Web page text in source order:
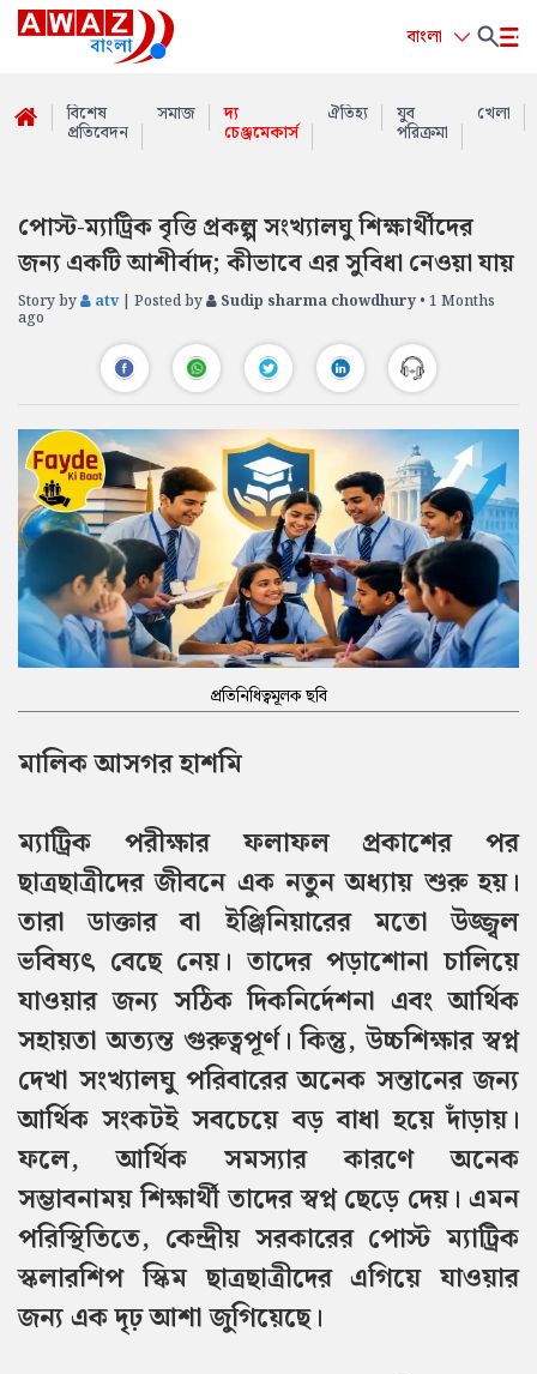
বাংলা
বিশেষ
প্রতিবেদন
সমাজ দ্য
চেঞ্জমেকার্স
ঐতিহ্য যুব
পরিক্রমা
খেলা
পোস্ট-ম্যাট্রিক বৃত্তি প্রকল্প সংখ্যালঘু শিক্ষার্থীদের
জন্য একটি আশীর্বাদ; কীভাবে এর সুবিধা নেওয়া যায়
Story by atv| Posted by Sudip sharma chowdhury • 1 Months
ago
প্রতিনিধিত্বমূলক ছবি
মালিক আসগর হাশমি
ম্যাট্রিক পরীক্ষার ফলাফল প্রকাশের পর
ছাত্রছাত্রীদের জীবনে এক নতুন অধ্যায় শুরু হয়।
তারা ডাক্তার বা ইঞ্জিনিয়ারের মতো উজ্জ্বল
ভবিষ্যৎ বেছে নেয়। তাদের পড়াশোনা চালিয়ে
যাওয়ার জন্য সঠিক দিকনির্দেশনা এবং আর্থিক
সহায়তা অত্যন্ত গুরুত্বপূর্ণ। কিন্তু, উচ্চশিক্ষার স্বপ্ন
দেখা সংখ্যালঘু পরিবারের অনেক সন্তানের জন্য
আর্থিক সংকটই সবচেয়ে বড় বাধা হয়ে দাঁড়ায়।
ফলে, আর্থিক সমস্যার কারণে অনেক
সম্ভাবনাময় শিক্ষার্থী তাদের স্বপ্ন ছেড়ে দেয়। এমন
পরিস্থিতিতে, কেন্দ্রীয় সরকারের পোস্ট ম্যাট্রিক
স্কলারশিপ স্কিম ছাত্রছাত্রীদের এগিয়ে যাওয়ার
জন্য এক দৃঢ় আশা জুগিয়েছে।